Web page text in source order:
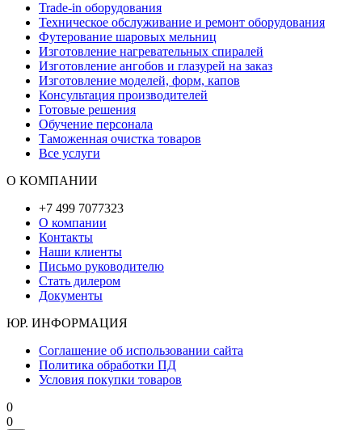
Trade-in оборудования
Техническое обслуживание и ремонт оборудования
Футерование шаровых мельниц
Изготовление нагревательных спиралей
Изготовление ангобов и глазурей на заказ
Изготовление моделей, форм, капов
Консультация производителей
Готовые решения
Обучение персонала
Таможенная очистка товаров
Все услуги
О КОМПАНИИ
+7 499 7077323
О компании
Контакты
Наши клиенты
Письмо руководителю
Стать дилером
Документы
ЮР. ИНФОРМАЦИЯ
Соглашение об использовании сайта
Политика обработки ПД
Условия покупки товаров
0
0